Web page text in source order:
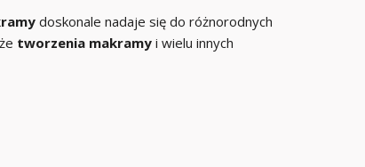
doskonale nadaje się do różnorodnych
tworzenia makramy i wielu innych